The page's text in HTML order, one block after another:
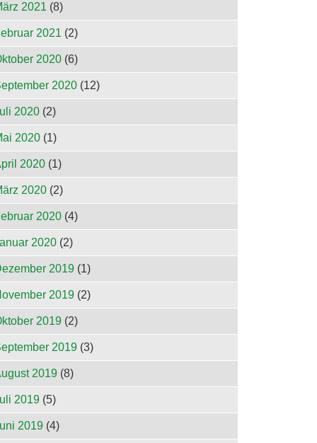
2021 (8)
2021 (2)
2020 (6)
2020 (12)
2020 (2)
2020 (1)
2020 (1)
2020 (2)
2020 (4)
2020 (2)
2019 (1)
2019 (2)
2019 (2)
2019 (3)
2019 (8)
2019 (5)
2019 (4)